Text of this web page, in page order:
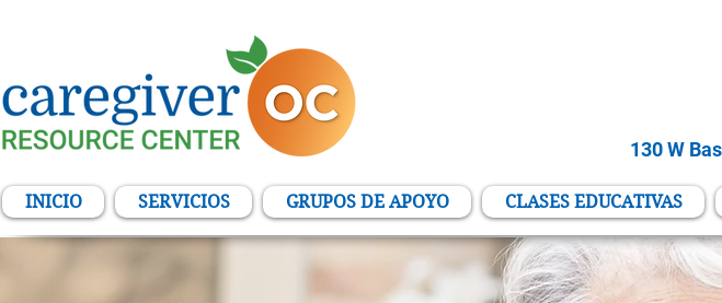
130 W
INICIO SERVICIOS GRUPOS DE APOYO CLASES EDUCATIVAS